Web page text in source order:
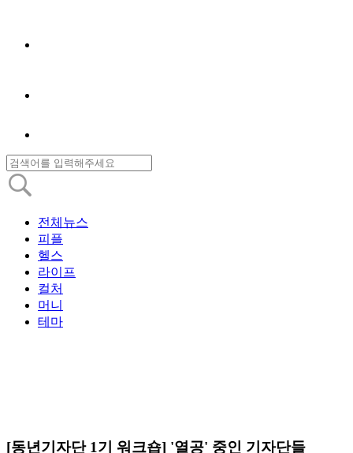
전체뉴스
피플
헬스
라이프
컬처
머니
테마
[동년기자단 1기 워크숍] '열공' 중인 기자단들